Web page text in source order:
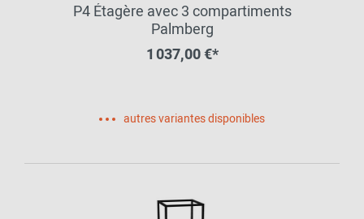
P4 Étagère avec 3 compartiments
Palmberg
1 037,00 €*
autres variantes disponibles